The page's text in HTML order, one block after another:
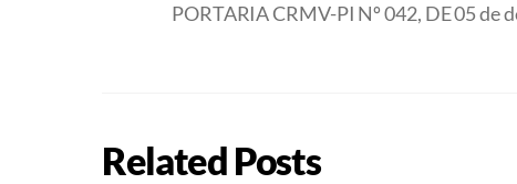
PORTARIA CRMV-PI Nº 042, DE 05 de
Related Posts